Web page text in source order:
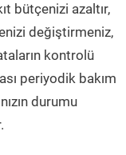
bütçenizi azaltır,
değiştirmeniz,
kontrolü
periyodik bakım
durumu